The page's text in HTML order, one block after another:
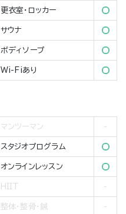
更衣室・ロッカー
サウナ
ボディソープ
Wi-Fiあり
マンツーマン
スタジオプログラム
オンラインレッスン
HIIT
整体・整骨・鍼